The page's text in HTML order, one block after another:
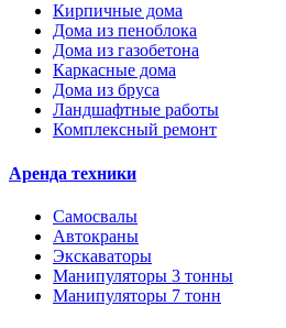
Кирпичные дома
Дома из пеноблока
Дома из газобетона
Каркасные дома
Дома из бруса
Ландшафтные работы
Комплексный ремонт
Аренда техники
Самосвалы
Автокраны
Экскаваторы
Манипуляторы 3 тонны
Манипуляторы 7 тонн